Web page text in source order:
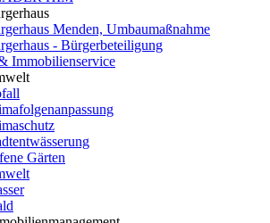
Menden, Umbaumaßnahme
- Bürgerbeteiligung
Immobilienservice
Gärten